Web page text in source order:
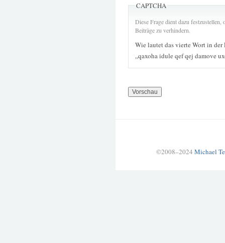
CAPTCHA
Diese Frage dient dazu
Beiträge zu verhindern.
Wie lautet das vierte Wort in der
„qaxoha idule qef qej damove
©2008–2024 Michael